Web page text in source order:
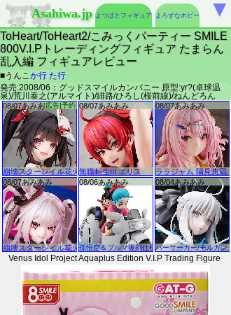
Asahiwa.jp よつばとフィギュア よろずなホビー
ToHeart/ToHeart2/こみっくパーティー SMILE
800V.I.Pトレーディングフィギュア たまらん
乱入編 フィギュアレビュー
■うんこか行 た行
発売:2008/06：グッドスマイルカンパニー 原型:yr?(卓球温
泉)/荒川泰之(アルマイト)/緋路/ひろし(桜前線)/ねんどろん
Venus Idol Project Aquaplus Edition V.I.P Trading Figure
▼